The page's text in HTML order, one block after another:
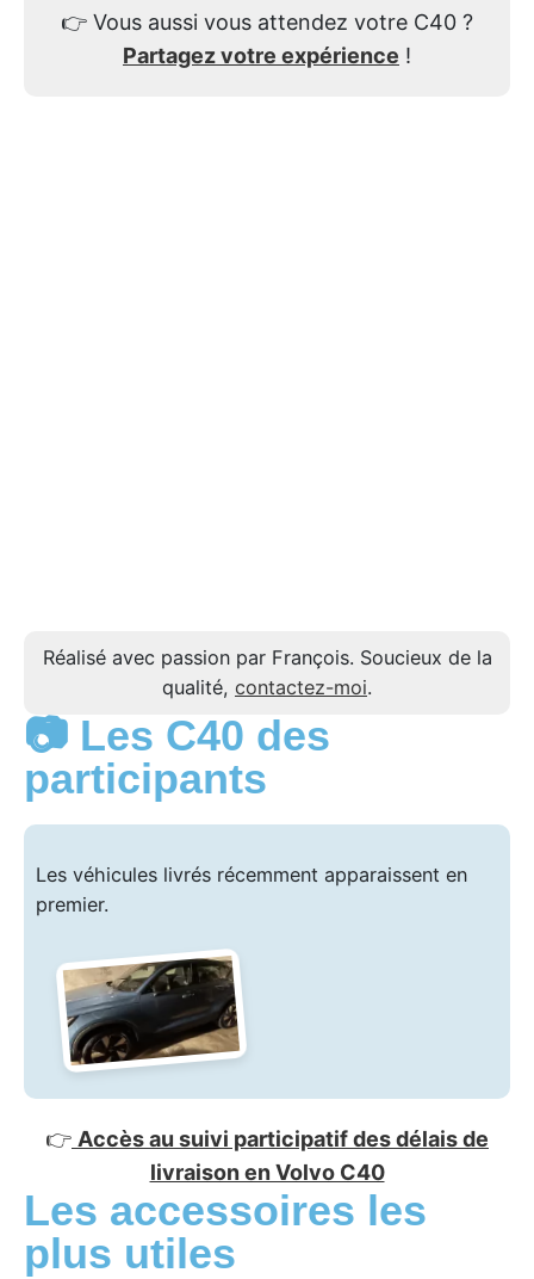
👉 Vous aussi vous attendez votre C40 ?
Partagez votre expérience !
Réalisé avec passion par François. Soucieux de la
qualité, contactez-moi.
📷 Les C40 des
participants
Les véhicules livrés récemment apparaissent en
premier.
👉 Accès au suivi participatif des délais de
livraison en Volvo C40
Les accessoires les
plus utiles